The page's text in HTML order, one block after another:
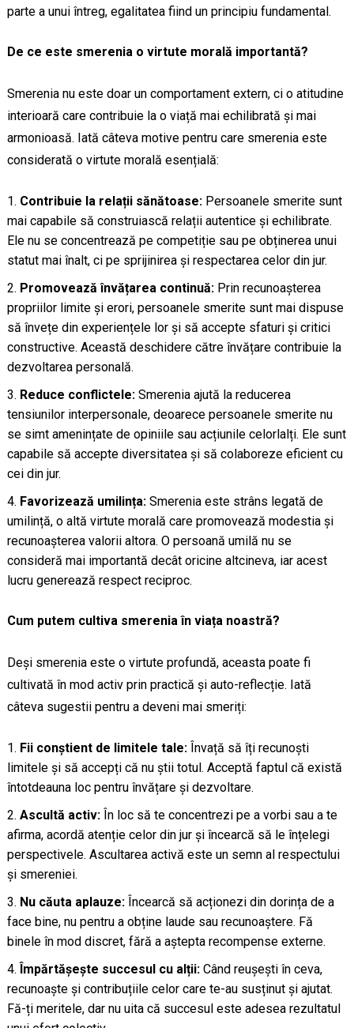
parte a unui întreg, egalitatea fiind un principiu fundamental.
De ce este smerenia o virtute morală importantă?
Smerenia nu este doar un comportament extern, ci o atitudine
interioară care contribuie la o viață mai echilibrată și mai
armonioasă. Iată câteva motive pentru care smerenia este
considerată o virtute morală esențială:
Contribuie la relații sănătoase:Persoanele smerite sunt
mai capabile să construiască relații autentice și echilibrate.
Ele nu se concentrează pe competiție sau pe obținerea unui
statut mai înalt, ci pe sprijinirea și respectarea celor din jur.
Promovează învățarea continuă:Prin recunoașterea
propriilor limite și erori, persoanele smerite sunt mai dispuse
să învețe din experiențele lor și să accepte sfaturi și critici
constructive. Această deschidere către învățare contribuie la
dezvoltarea personală.
Reduce conflictele:Smerenia ajută la reducerea
tensiunilor interpersonale, deoarece persoanele smerite nu
se simt amenințate de opiniile sau acțiunile celorlalți. Ele sunt
capabile să accepte diversitatea și să colaboreze eficient cu
cei din jur.
Favorizează umilința:Smerenia este strâns legată de
umilință, o altă virtute morală care promovează modestia și
recunoașterea valorii altora. O persoană umilă nu se
consideră mai importantă decât oricine altcineva, iar acest
lucru generează respect reciproc.
Cum putem cultiva smerenia în viața noastră?
Deși smerenia este o virtute profundă, aceasta poate fi
cultivată în mod activ prin practică și auto-reflecție. Iată
câteva sugestii pentru a deveni mai smeriți:
Fii conștient de limitele tale:Învață să îți recunoști
limitele și să accepți că nu știi totul. Acceptă faptul că există
întotdeauna loc pentru învățare și dezvoltare.
Ascultă activ:În loc să te concentrezi pe a vorbi sau a te
afirma, acordă atenție celor din jur și încearcă să le înțelegi
perspectivele. Ascultarea activă este un semn al respectului
și smereniei.
Nu căuta aplauze:Încearcă să acționezi din dorința de a
face bine, nu pentru a obține laude sau recunoaștere. Fă
binele în mod discret, fără a aștepta recompense externe.
Împărtășește succesul cu alții:Când reușești în ceva,
recunoaște și contribuțiile celor care te-au susținut și ajutat.
Fă-ți meritele, dar nu uita că succesul este adesea rezultatul